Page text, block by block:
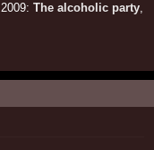
2009:The alcoholic party,